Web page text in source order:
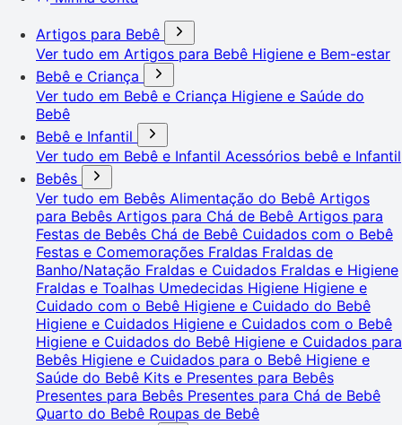
Artigos para Bebê
Ver tudo em Artigos para Bebê Higiene e Bem-estar
Bebê e Criança
Ver tudo em Bebê e Criança Higiene e Saúde do
Bebê
Bebê e Infantil
Ver tudo em Bebê e Infantil Acessórios bebê e Infantil
Bebês
Ver tudo em Bebês Alimentação do Bebê Artigos
para Bebês Artigos para Chá de Bebê Artigos para
Festas de Bebês Chá de Bebê Cuidados com o Bebê
Festas e Comemorações Fraldas Fraldas de
Banho/Natação Fraldas e Cuidados Fraldas e Higiene
Fraldas e Toalhas Umedecidas Higiene Higiene e
Cuidado com o Bebê Higiene e Cuidado do Bebê
Higiene e Cuidados Higiene e Cuidados com o Bebê
Higiene e Cuidados do Bebê Higiene e Cuidados para
Bebês Higiene e Cuidados para o Bebê Higiene e
Saúde do Bebê Kits e Presentes para Bebês
Presentes para Bebês Presentes para Chá de Bebê
Quarto do Bebê Roupas de Bebê